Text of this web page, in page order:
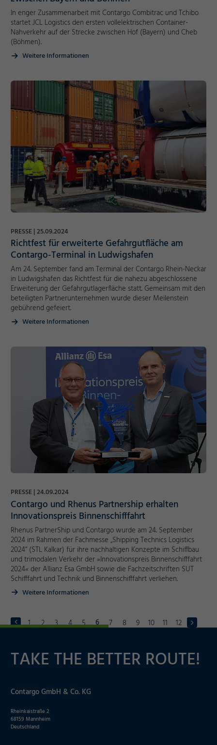
In enger Zusammenarbeit mit Contargo Combitrac und Tchibo
startet JCL Logistics den ersten vollelektrischen Container-
Nahverkehr auf der Strecke zwischen Hof (Bayern) und Cheb
(Böhmen).
Weitere Informationen
PRESSE 25.09.2024
Richtfest für erweiterte Gefahrgutfläche am
Contargo-Terminal in Ludwigshafen
Am 24. September fand am Terminal der Contargo Rhein-Neckar
in Ludwigshafen das Richtfest für die nahezu abgeschlossene
Erweiterung der Gefahrgutlagerfläche statt. Gemeinsam mit den
beteiligten Partnerunternehmen wurde dieser Meilenstein
gebührend gefeiert.
Weitere Informationen
PRESSE 24.09.2024
Contargo und Rhenus Partnership erhalten
Innovationspreis Binnenschifffahrt
Rhenus PartnerShip und Contargo wurde am 24. September
2024 im Rahmen der Fachmesse „Shipping Technics Logistics
2024“ (STL Kalkar) für ihre nachhaltigen Konzepte im Schiffbau
und trimodalen Verkehr der »Innovationspreis Binnenschifffahrt
2024« der Allianz Esa GmbH sowie die Fachzeitschriften SUT
Schifffahrt und Technik und Binnenschifffahrt verliehen.
Weitere Informationen
1 2 3 4 5 6 7 8 9 10 11 12
TAKE THE BETTER ROUTE!
Contargo GmbH & Co. KG
Rheinkaistraße 2
68159 Mannheim
Deutschland
Notwendig
Cookie Informationen anzeigen
Marketing und Statistik
Cookie Informationen anzeigenAkzeptieren
Speichern
Ablehnen
Impressum Datenschutz